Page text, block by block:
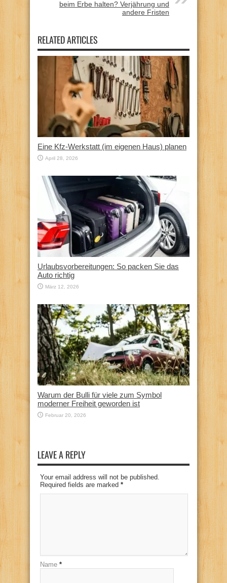
beim Erbe halten? Verjährung und
andere Fristen
RELATED ARTICLES
Eine Kfz‑Werkstatt (im eigenen Haus) planen
April 28, 2026
Urlaubsvorbereitungen: So packen Sie das
Auto richtig
März 12, 2026
Warum der Bulli für viele zum Symbol
moderner Freiheit geworden ist
Februar 20, 2026
LEAVE A REPLY
Your email address will not be published.
Required fields are marked *
Name *